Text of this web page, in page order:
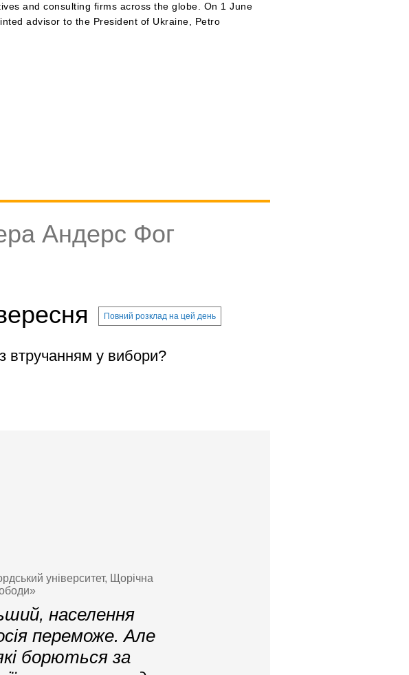
and consulting firms across the globe. On 1 June
advisor to the President of Ukraine, Petro
Андерс Фог
Повний розклад на цей день
втручанням у вибори?
університет, Щорічна
населення
переможе. Але
борються за